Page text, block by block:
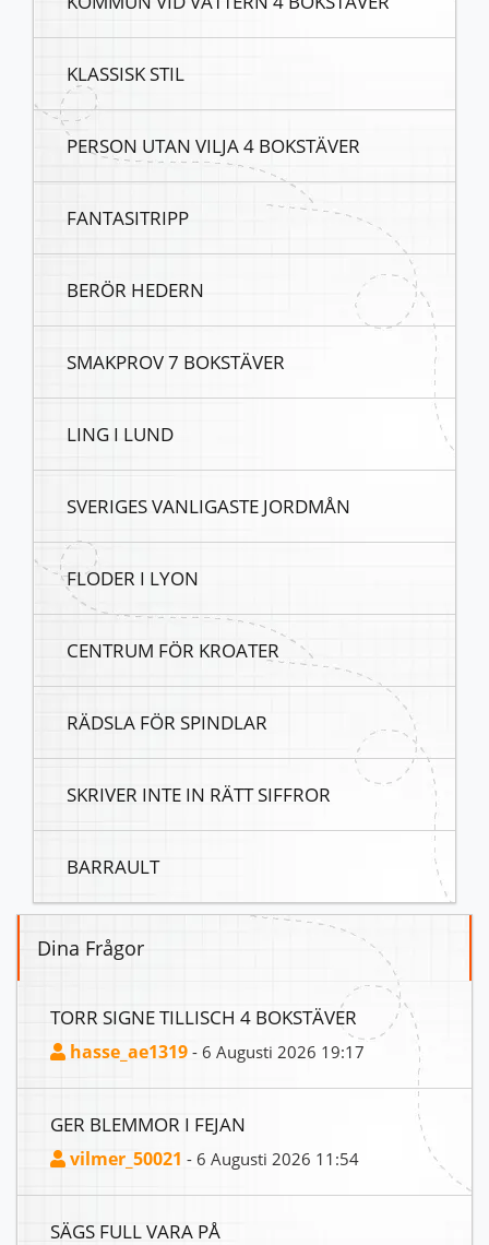
KLASSISK STIL
PERSON UTAN VILJA 4 BOKSTÄVER
FANTASITRIPP
BERÖR HEDERN
SMAKPROV 7 BOKSTÄVER
LING I LUND
SVERIGES VANLIGASTE JORDMÅN
FLODER I LYON
CENTRUM FÖR KROATER
RÄDSLA FÖR SPINDLAR
SKRIVER INTE IN RÄTT SIFFROR
BARRAULT
Dina Frågor
TORR SIGNE TILLISCH 4 BOKSTÄVER
hasse_ae1319 - 6 Augusti 2026 19:17
GER BLEMMOR I FEJAN
vilmer_50021 - 6 Augusti 2026 11:54
SÄGS FULL VARA PÅ